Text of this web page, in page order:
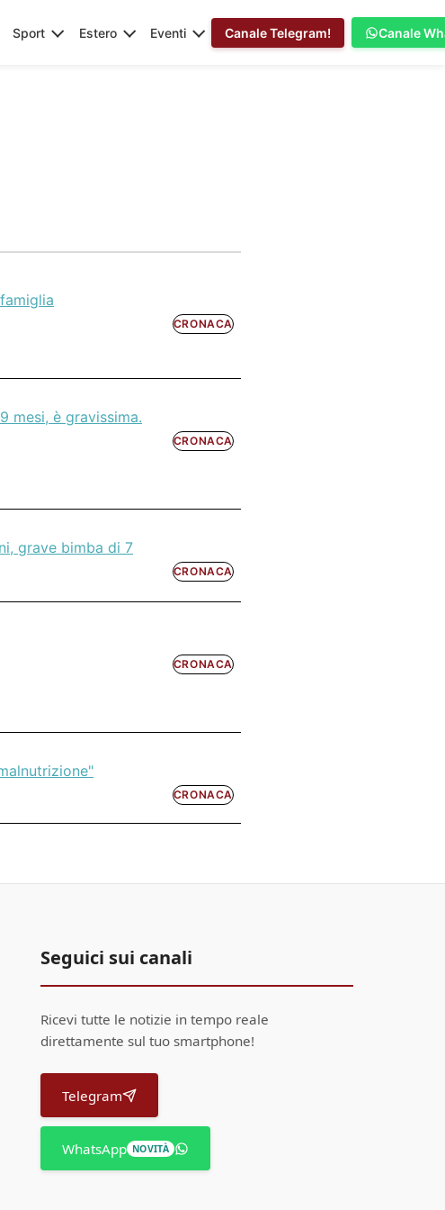
Sport Estero Eventi Canale Telegram! Canale
CRONACA
mesi, è gravissima.
CRONACA
grave bimba di 7
CRONACA
CRONACA
CRONACA
Seguici sui canali
Ricevi tutte le notizie in tempo reale
direttamente sul tuo smartphone!
Telegram
WhatsApp NOVITÀ